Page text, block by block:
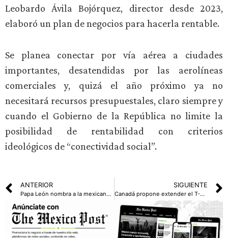
Leobardo Ávila Bojórquez, director desde 2023,
elaboró un plan de negocios para hacerla rentable.
Se planea conectar por vía aérea a ciudades
importantes, desatendidas por las aerolíneas
comerciales y, quizá el año próximo ya no
necesitará recursos presupuestales, claro siempre y
cuando el Gobierno de la República no limite la
posibilidad de rentabilidad con criterios
ideológicos de “conectividad social”.
ANTERIOR
Papa León nombra a la mexicana Monserrat Alvarado como nueva ministra de comunicación
SIGUIENTE
Canadá propone extender el T-MEC hasta 2024 para garantizar estabilidad comercial